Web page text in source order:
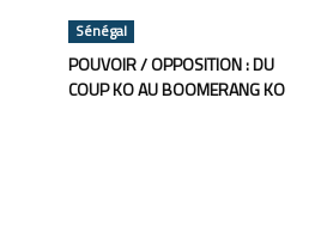
Sénégal
POUVOIR / OPPOSITION : DU
COUP KO AU BOOMERANG KO